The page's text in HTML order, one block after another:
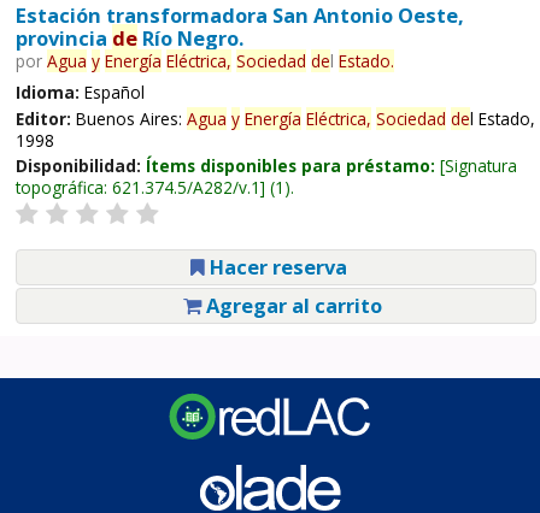
Estación transformadora San Antonio Oeste,
provincia deRío Negro.
por Agua y Energía Eléctrica, Sociedad del Estado.
Idioma: Español
Editor: Buenos Aires: Agua y Energía Eléctrica, Sociedad del Estado,
1998
Disponibilidad: Ítems disponibles para préstamo: Signatura
topográfica: 621.374.5/A282/v.1 (1).
Hacer reserva
Agregar al carrito